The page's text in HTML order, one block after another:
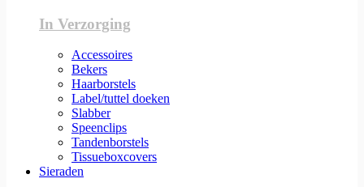
In Verzorging
Accessoires
Bekers
Haarborstels
Label/tuttel doeken
Slabber
Speenclips
Tandenborstels
Tissueboxcovers
Sieraden